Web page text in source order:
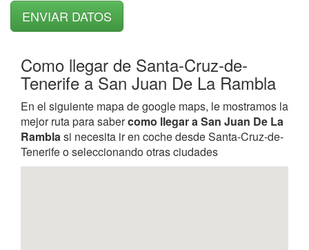
Como llegar de Santa-Cruz-de-
Tenerife a San Juan De La Rambla
En el siguiente mapa de google maps, le mostramos la
mejor ruta para sabercomo llegar a San Juan De La
Ramblasi necesita ir en coche desde Santa-Cruz-de-
Tenerife o seleccionando otras ciudades